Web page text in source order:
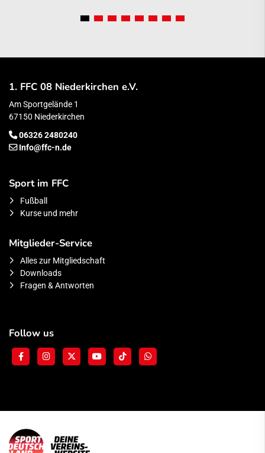
1. FFC 08 Niederkirchen e.V.
Am Sportgelände 1
67150 Niederkirchen
06326 2480240
Info@ffc-n.de
Sport im FFC
Fußball
Kurse und mehr
Mitglieder-Service
Alles zur Mitgliedschaft
Downloads
Fragen & Antworten
Follow us